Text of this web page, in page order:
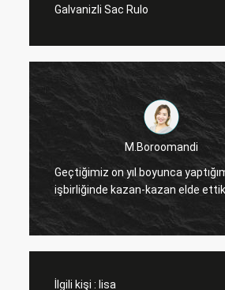
Galvanizli Sac Rulo
M.Boroomandi
Geçtiğimiz on yıl boyunca yaptığımız
işbirliğinde kazan-kazan elde ettik.
İlgili kişi : lisa